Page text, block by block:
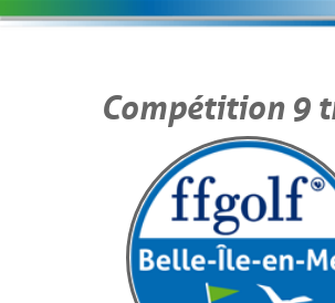
Compétition 9